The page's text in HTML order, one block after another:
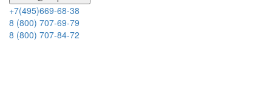
+7(495)669-68-38
8 (800) 707-69-79
8 (800) 707-84-72